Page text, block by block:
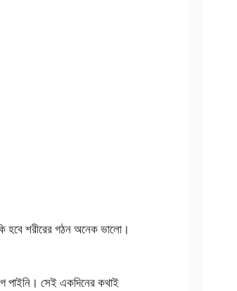
হবে শরীরের গঠন অনেক ভালো।
পাইনি। সেই একদিনের কথাই